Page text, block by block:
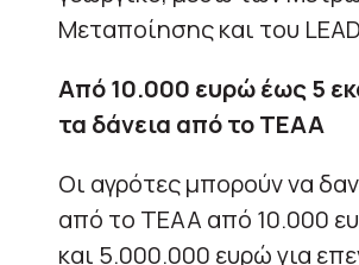
Μεταποίησης και του
Από 10.000 ευρώ έως 5
τα δάνεια από το ΤΕΑΑ
Οι αγρότες μπορούν να
από το ΤΕΑΑ από 10.000
και 5.000.000 ευρώ για